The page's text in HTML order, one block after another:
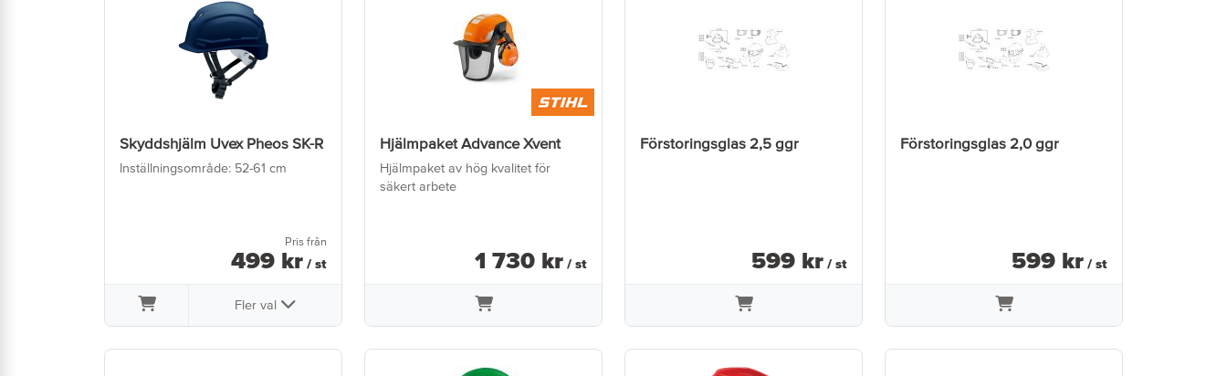
Skyddshjälm Uvex Pheos SK-R
Inställningsområde: 52-61 cm
Pris från
499 kr / st
Fler val
Hjälmpaket Advance Xvent
Hjälmpaket av hög kvalitet för
säkert arbete
1 730 kr / st
Förstoringsglas 2,5 ggr
599 kr / st
Förstoringsglas 2,0 ggr
599 kr / st